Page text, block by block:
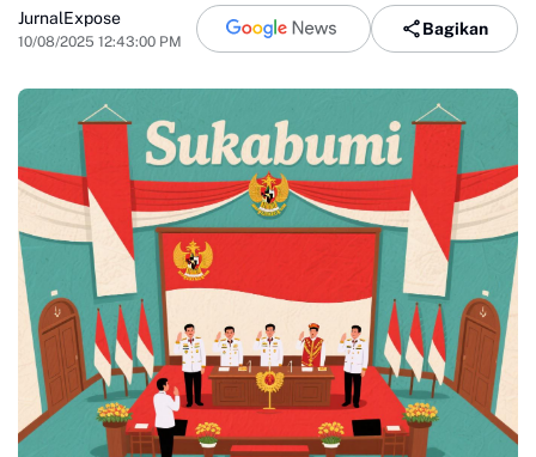
JurnalExpose
10/08/2025 12:43:00 PM
Bagikan